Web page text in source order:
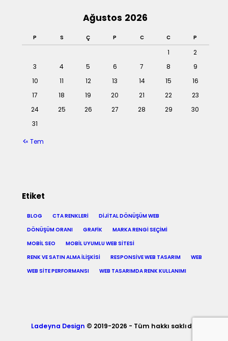
Ağustos 2026
P S Ç P C C P
1
2
3
4 5 6 7 8
9
10
11 12 13 14 15
16
17
18 19 20 21 22
23
24
25 26 27 28 29
30
31
« Tem
Etiket
BLOG CTA RENKLERI
DIJITAL DÖNÜŞÜM WEB
DÖNÜŞÜM ORANI
GRAFIK
MARKA RENGI SEÇIMI
MOBIL SEO
MOBIL UYUMLU WEB SITESI
RENK VE SATIN ALMA ILIŞKISI
RESPONSIVE WEB TASARIM
WEB
WEB SITE PERFORMANSI
WEB TASARIMDA RENK KULLANIMI
Ladeyna Design © 2019-2026 - Tüm hakkı saklıdır